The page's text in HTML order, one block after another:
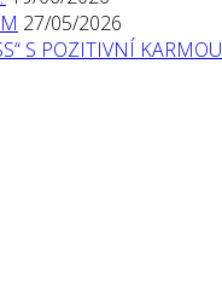
27/05/2026
S POZITIVNÍ KARMOU